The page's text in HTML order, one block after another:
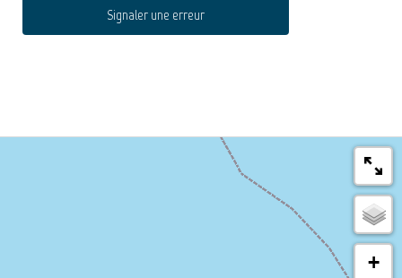
Signaler une erreur
+